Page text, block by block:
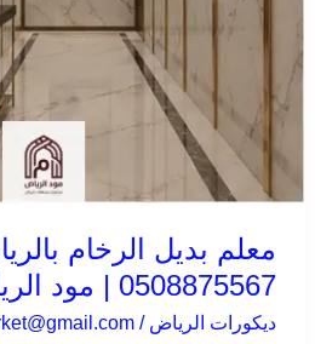
معلم بديل الرخام
0508875567 | مود الرياض للديكورات
ديكورات الرياض /